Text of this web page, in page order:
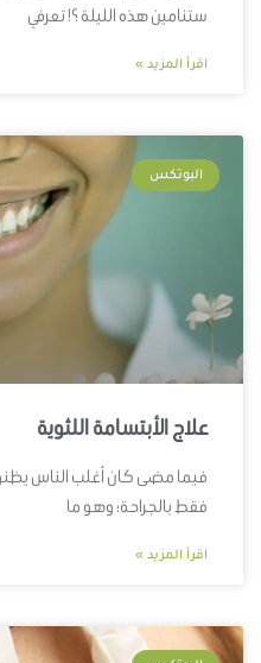
ستنامين هذه الليلة ؟! تعرفي
اقرأ المزيد »
البوتكس
علاج الأبتسامة اللثوية
فيما مضى كان أغلب الناس
فقط بالجراحة؛ وهو ما
اقرأ المزيد »